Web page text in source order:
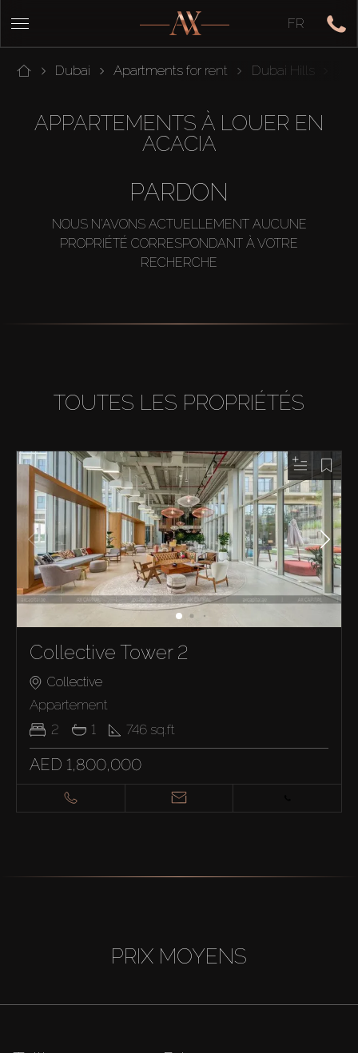
FR
Dubai Apartments for rent Dubai Hills
APPARTEMENTS À LOUER EN
ACACIA
PARDON
NOUS N'AVONS ACTUELLEMENT AUCUNE
PROPRIÉTÉ CORRESPONDANT À VOTRE
RECHERCHE
TOUTES LES PROPRIÉTÉS
Collective Tower 2
Collective
Appartement
2
1 746 sq.ft
AED 1,800,000
PRIX MOYENS